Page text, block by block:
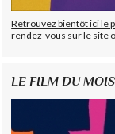
Retrouvez bientôt ici le
rendez-vous sur le site
LE FILM DU MOIS